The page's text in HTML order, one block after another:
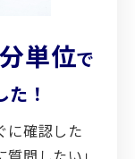
単位で
！
に確認した